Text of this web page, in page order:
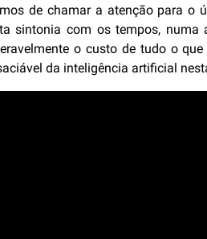
de chamar a atenção para o
sintonia com os tempos, numa
o custo de tudo o
da inteligência artificial